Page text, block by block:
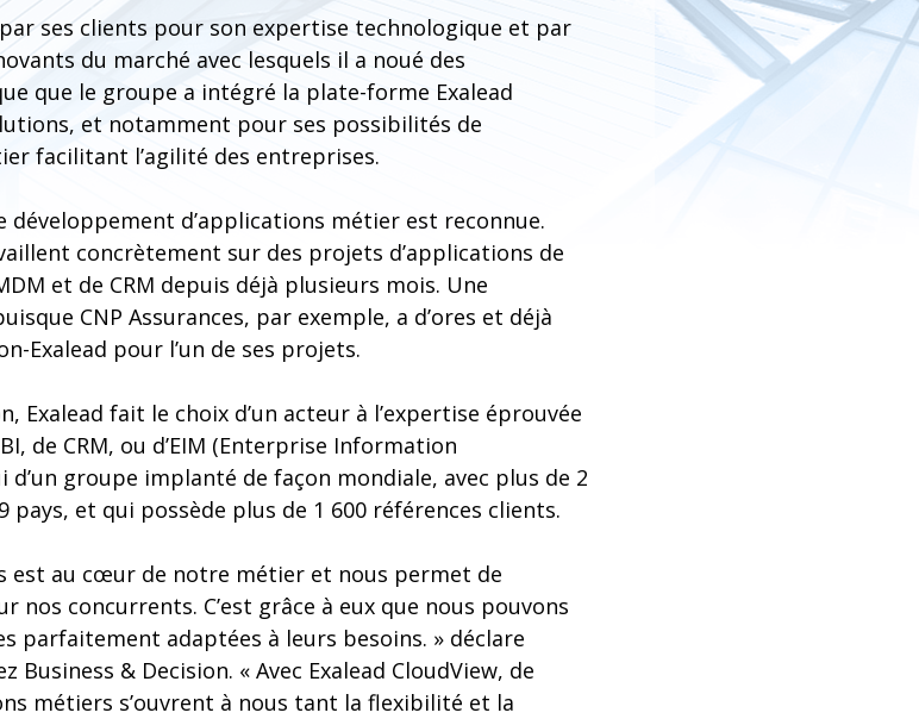
ses clients pour son expertise technologique et par
du marché avec lesquels il a noué des
que le groupe a intégré la plate-forme Exalead
et notamment pour ses possibilités de
facilitant l’agilité des entreprises.
développement d’applications métier est reconnue.
concrètement sur des projets d’applications de
et de CRM depuis déjà plusieurs mois. Une
CNP Assurances, par exemple, a d’ores et déjà
Exalead pour l’un de ses projets.
Exalead fait le choix d’un acteur à l’expertise éprouvée
de CRM, ou d’EIM (Enterprise Information
groupe implanté de façon mondiale, avec plus de 2
et qui possède plus de 1 600 références clients.
est au cœur de notre métier et nous permet de
nos concurrents. C’est grâce à eux que nous pouvons
parfaitement adaptées à leurs besoins. » déclare
Business & Decision. « Avec Exalead CloudView, de
métiers s’ouvrent à nous tant la flexibilité et la